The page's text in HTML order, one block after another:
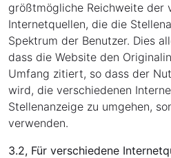
größtmögliche Reichweite der
Internetquellen, die die
Spektrum der Benutzer. Dies
dass die Website den
Umfang zitiert, so dass der
wird, die verschiedenen
Stellenanzeige zu umgehen,
verwenden.
3.2, Für verschiedene